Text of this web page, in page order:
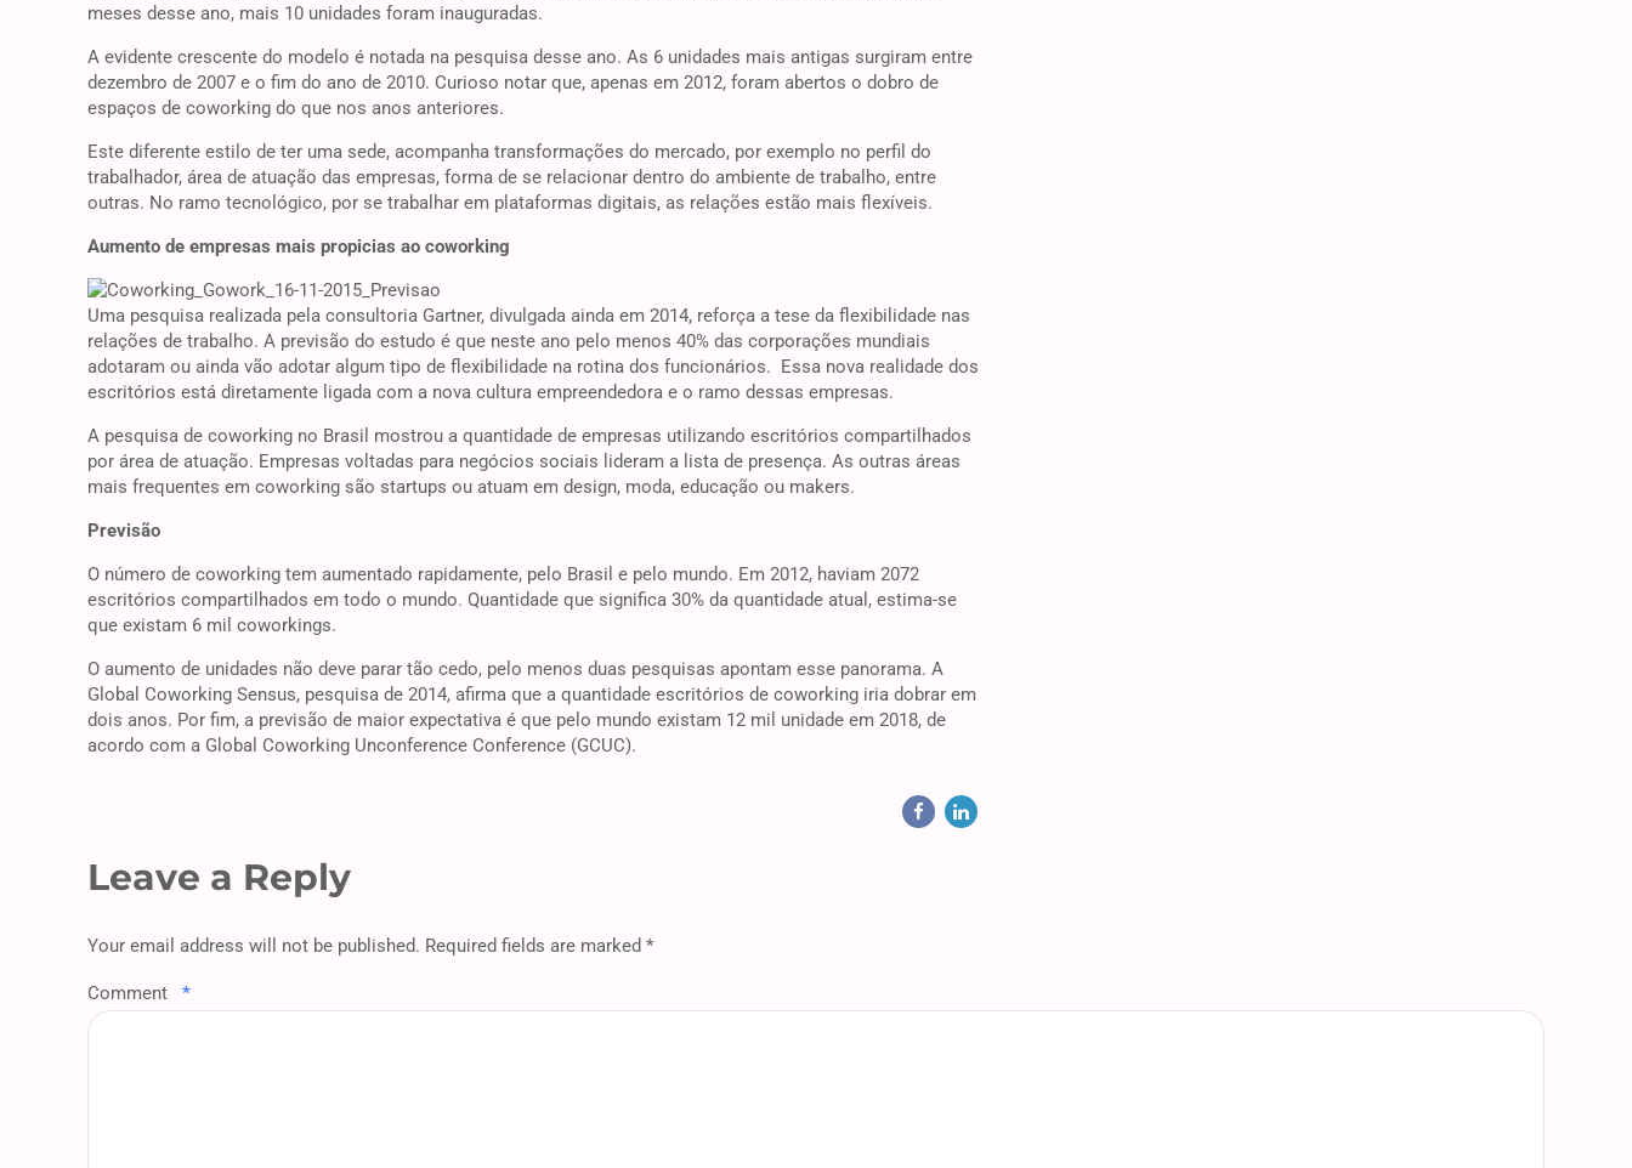
meses desse ano, mais 10 unidades foram inauguradas.
A evidente crescente do modelo é notada na pesquisa desse ano. As 6 unidades mais antigas surgiram entre
dezembro de 2007 e o fim do ano de 2010. Curioso notar que, apenas em 2012, foram abertos o dobro de
espaços de coworking do que nos anos anteriores.
Este diferente estilo de ter uma sede, acompanha transformações do mercado, por exemplo no perfil do
trabalhador, área de atuação das empresas, forma de se relacionar dentro do ambiente de trabalho, entre
outras. No ramo tecnológico, por se trabalhar em plataformas digitais, as relações estão mais flexíveis.
Aumento de empresas mais propicias ao coworking
Uma pesquisa realizada pela consultoria Gartner, divulgada ainda em 2014, reforça a tese da flexibilidade nas
relações de trabalho. A previsão do estudo é que neste ano pelo menos 40% das corporações mundiais
adotaram ou ainda vão adotar algum tipo de flexibilidade na rotina dos funcionários. Essa nova realidade dos
escritórios está diretamente ligada com a nova cultura empreendedora e o ramo dessas empresas.
A pesquisa de coworking no Brasil mostrou a quantidade de empresas utilizando escritórios compartilhados
por área de atuação. Empresas voltadas para negócios sociais lideram a lista de presença. As outras áreas
mais frequentes em coworking são startups ou atuam em design, moda, educação ou makers.
Previsão
O número de coworking tem aumentado rapidamente, pelo Brasil e pelo mundo. Em 2012, haviam 2072
escritórios compartilhados em todo o mundo. Quantidade que significa 30% da quantidade atual, estima-se
que existam 6 mil coworkings.
O aumento de unidades não deve parar tão cedo, pelo menos duas pesquisas apontam esse panorama. A
Global Coworking Sensus, pesquisa de 2014, afirma que a quantidade escritórios de coworking iria dobrar em
dois anos. Por fim, a previsão de maior expectativa é que pelo mundo existam 12 mil unidade em 2018, de
acordo com a Global Coworking Unconference Conference (GCUC).
Leave a Reply
Your email address will not be published. Required fields are marked *
Comment *